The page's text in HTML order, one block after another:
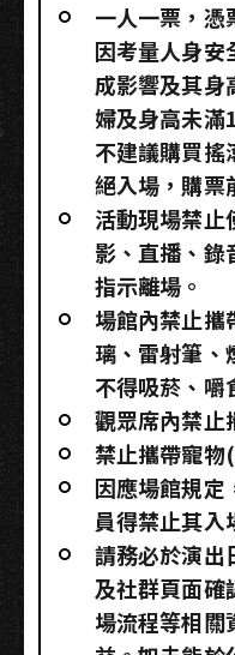
一人一票，憑
因考量人身安
成影響及其身
婦及身高未滿
不建議購買搖
絕入場，購票
活動現場禁止
影、直播、錄
指示離場。
場館內禁止攜
璃、雷射筆、
不得吸菸、嚼
觀眾席內禁止
禁止攜帶寵物
因應場館規定
員得禁止其入
請務必於演出
及社群頁面確
場流程等相關